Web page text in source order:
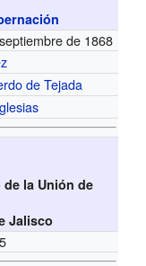
de 1868
de Tejada
la Unión de
Jalisco